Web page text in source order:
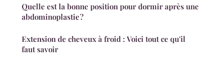
Quelle est la bonne position pour dormir après une
abdominoplastie ?
Extension de cheveux à froid : Voici tout ce qu'il
faut savoir